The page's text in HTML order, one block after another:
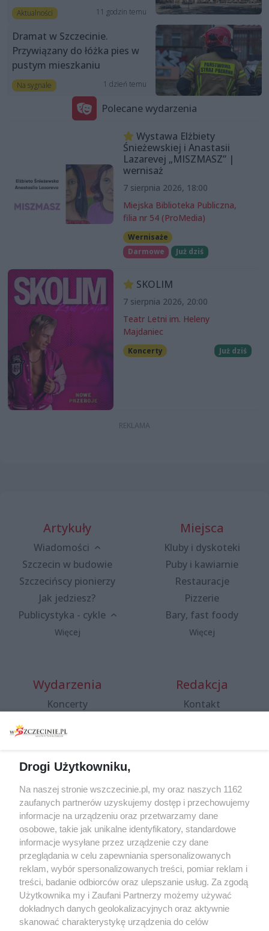
Aktualności 11 godzin temu
Dramat w Szczecinie.
Przywiązany do łóżka pies w
pustym mieszkaniu
Na sygnale 1 dzień temu
Polecane wydarzenia
Wystawa Elżbiety
Śnieżewskiej i Anastasii
Lazarevej „MISZMASZ” |
wernisaż
7 sierpnia 2026, 18:00
Miejska Biblioteka Publiczna,
filia nr 54 (ProMedia)
Wernisaże
Darmowe
Już dziś
SKOLIM
7 sierpnia 2026, 20:00
Teatr Letni im. Heleny
Majdaniec
Koncerty Już dziś
Artykuły
Wiadomości
Szczecin w budowie
Szczecińscy pionierzy
Jak jedziesz?
Publicystyka - cykle
Więcej
Miejsca
Kluby i dyskoteki
Puby i kawiarnie
Restauracje
Pizzerie
Bary, fast foody
Więcej
Wydarzenia
Koncerty
Spacery i oprowadzania
targi
Wernisaże
Więcej
Redakcja
Kontakt
Specjalny koncert z okazji
20. urodzin portalu
wSzczecinie.pl
Regulamin konkursów
śniadaniówka "Hej
Szczecin! Jest piątek!"
Partnerzy
Drogi Użytkowniku,
Na naszej stronie wszczecinie.pl, my oraz naszych 1162
zaufanych partnerów uzyskujemy dostęp i przechowujemy
informacje na urządzeniu oraz przetwarzamy dane
osobowe, takie jak unikalne identyfikatory, standardowe
informacje wysyłane przez urządzenie czy dane
przeglądania w celu zapewniania spersonalizowanych
reklam, wybór spersonalizowanych treści, pomiar reklam i
treści, badanie odbiorców oraz ulepszanie usług. Za zgodą
Użytkownika my i Zaufani Partnerzy możemy używać
dokładnych danych geolokalizacyjnych oraz aktywnie
skanować charakterystykę urządzenia do celów